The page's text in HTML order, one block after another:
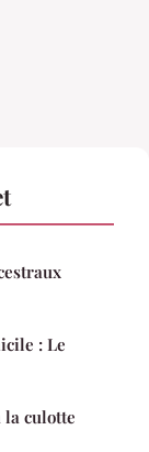
: Le
la culotte